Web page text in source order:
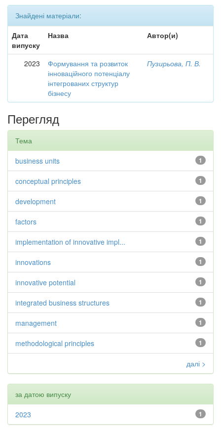
Знайдені матеріали:
Дата
випуску
Назва Автор(и)
2023
Формування та розвиток
інноваційного потенціалу
інтегрованих структур
бізнесу
Пузирьова, П. В.
Перегляд
Тема
1
business units
1
conceptual principles
1
development
1
factors
1
implementation of innovative impl...
1
innovations
1
innovative potential
1
integrated business structures
1
management
1
methodological principles
далі >
за датою випуску
1
2023